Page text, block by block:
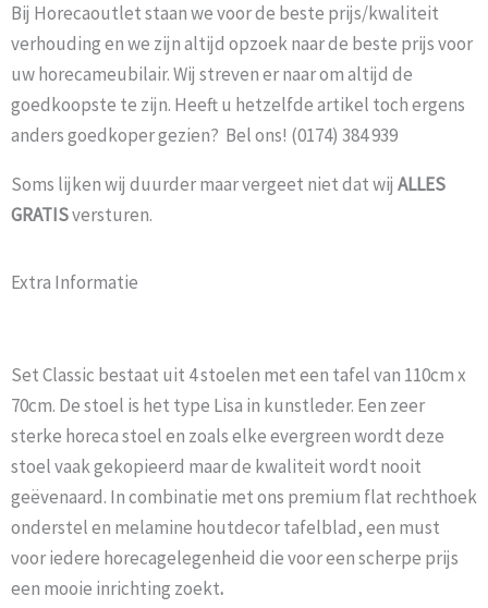
Bij Horecaoutlet staan we voor de beste prijs/kwaliteit
verhouding en we zijn altijd opzoek naar de beste prijs voor
uw horecameubilair. Wij streven er naar om altijd de
goedkoopste te zijn. Heeft u hetzelfde artikel toch ergens
anders goedkoper gezien? Bel ons! (0174) 384 939
Soms lijken wij duurder maar vergeet niet dat wij ALLES
GRATISversturen.
Extra Informatie
Set Classic bestaat uit 4 stoelen met een tafel van 110cm x
70cm. De stoel is het type Lisa in kunstleder. Een zeer
sterke horeca stoel en zoals elke evergreen wordt deze
stoel vaak gekopieerd maar de kwaliteit wordt nooit
geëvenaard. In combinatie met ons premium flat rechthoek
onderstel en melamine houtdecor tafelblad, een must
voor iedere horecagelegenheid die voor een scherpe prijs
een mooie inrichting zoekt.